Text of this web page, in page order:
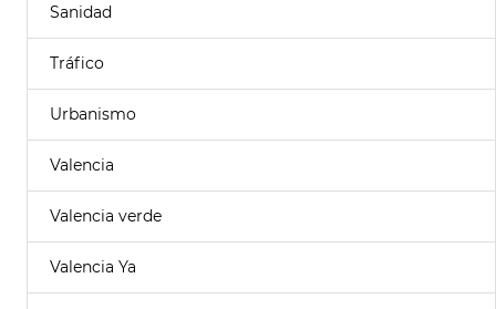
Sanidad
Tráfico
Urbanismo
Valencia
Valencia verde
Valencia Ya